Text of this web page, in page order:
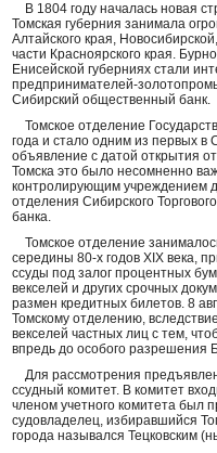
В 1804 году началась новая
Томская губерния занимала
Алтайского края,
части Красноярского края.
Енисейской губерниях стали
предпринимателей-
Сибирский общественный банк.
Томское отделение
года и стало одним из первых в
объявление с датой открытия
Томска это было несомненно
контролирующим учреждением
отделения Сибирского
банка.
Томское отделение
середины 80-х годов XIX века,
ссуды под залог процентных
векселей и других срочных
размен кредитных билетов. 8
Томскому отделению,
векселей частных лиц с тем,
впредь до особого разрешения
Для рассмотрения
ссудный комитет. В комитет
членом учетного комитета был
судовладелец, избиравшийся
города назывался Тецковским